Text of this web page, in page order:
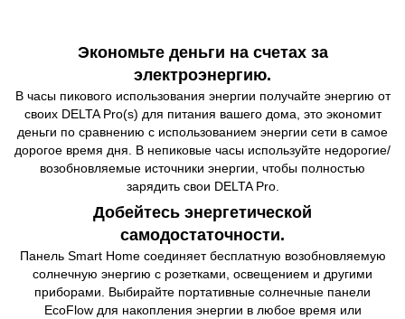
Экономьте деньги на счетах за
электроэнергию.
В часы пикового использования энергии получайте энергию от
своих DELTA Pro(s) для питания вашего дома, это экономит
деньги по сравнению с использованием энергии сети в самое
дорогое время дня. В непиковые часы используйте недорогие/
возобновляемые источники энергии, чтобы полностью
зарядить свои DELTA Pro.
Добейтесь энергетической
самодостаточности.
Панель Smart Home соединяет бесплатную возобновляемую
солнечную энергию с розетками, освещением и другими
приборами. Выбирайте портативные солнечные панели
EcoFlow для накопления энергии в любое время или